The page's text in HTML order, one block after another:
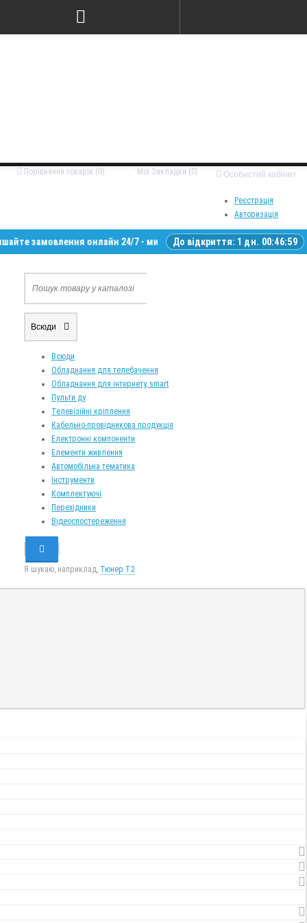
Особистий кабінет
Реєстрація
Авторизація
Мої Закладки (0)
Порівняння товарів (0)
замовлення онлайн 24/7 - ми зв’яжемося з вами у робочий час •
До відкриття: 1 дн. 00:46:58
Всюди
Всюди
Обладнання для телебачення
Обладнання для інтернету, smart
Пульти ду
Телевізійні кріплення
Кабельно-провідникова продукція
Електронні компоненти
Елементи живлення
Автомобільна тематика
Інструменти
Комплектуючі
Перехідники
Відеоспостереження
Я шукаю, наприклад, Тюнер T2